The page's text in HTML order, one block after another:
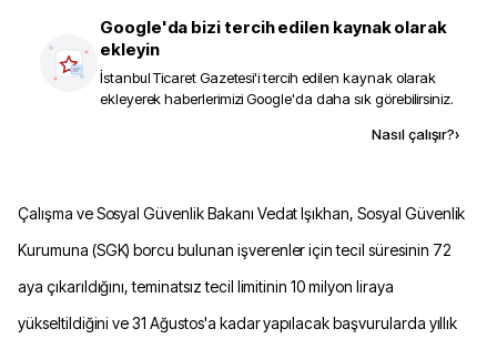
Google'da bizi tercih edilen kaynak olarak
ekleyin
İstanbul Ticaret Gazetesi'i tercih edilen kaynak olarak
ekleyerek haberlerimizi Google'da daha sık görebilirsiniz.
Nasıl çalışır?›
Çalışma ve Sosyal Güvenlik Bakanı Vedat Işıkhan, Sosyal Güvenlik
Kurumuna (SGK) borcu bulunan işverenler için tecil süresinin 72
aya çıkarıldığını, teminatsız tecil limitinin 10 milyon liraya
yükseltildiğini ve 31 Ağustos'a kadar yapılacak başvurularda yıllık